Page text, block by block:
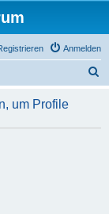
Anmelden
h
um Profile